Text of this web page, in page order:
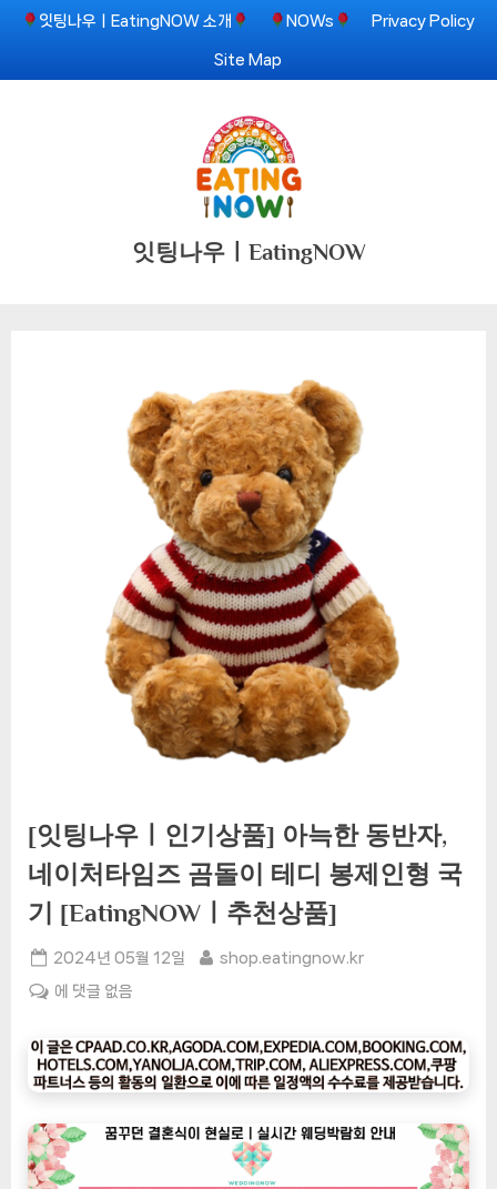
Skip
content
잇팅나우ㅣEatingNOW 소개 NOWs Privacy Policy
Site Map
잇팅나우ㅣEatingNOW
[잇팅나우ㅣ인기상품] 아늑한 동반자,
네이처타임즈 곰돌이 테디 봉제인형 국
기 [EatingNOWㅣ추천상품]
Posted
on
2024년 05월 12일 By
shop.eatingnow.kr
[잇
나
우
ㅣ
인
기
상
에 댓글 없음